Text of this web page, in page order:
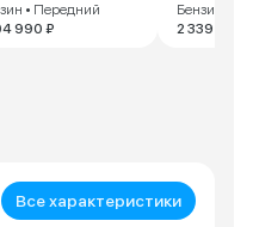
• Передний
990 ₽
Бензин •
2 339 990
Все характеристики